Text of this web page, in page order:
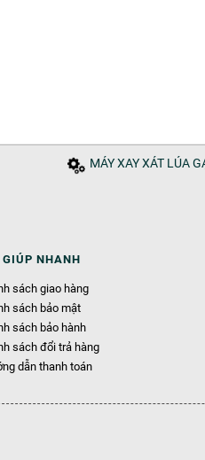
MÁY XAY XÁT LÚA
GIÚP NHANH
sách giao hàng
sách bảo mật
sách bảo hành
sách đổi trả hàng
dẫn thanh toán